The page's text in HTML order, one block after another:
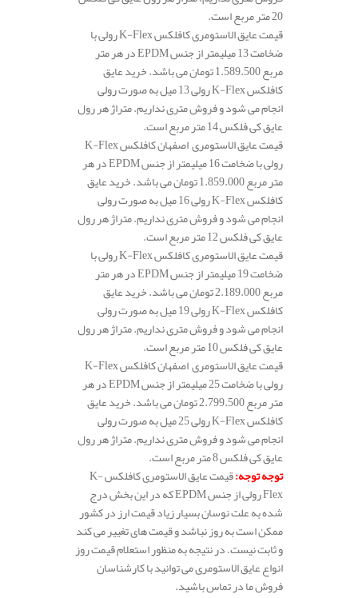
20 متر مربع است.
قیمت عایق الاستومری کافلکس K-Flex رولی با
ضخامت 13 میلیمتر از جنس EPDM در هر متر
مربع 1.589.500 تومان می باشد. خرید عایق
کافلکس K-Flex رولی 13 میل به صورت رولی
انجام می شود و فروش متری نداریم. متراژ هر رول
عایق کی فلکس 14 متر مربع است.
قیمت عایق الاستومری اصفهان کافلکس K-Flex
رولی با ضخامت 16 میلیمتر از جنس EPDM در هر
متر مربع 1.859.000 تومان می باشد. خرید عایق
کافلکس K-Flex رولی 16 میل به صورت رولی
انجام می شود و فروش متری نداریم. متراژ هر رول
عایق کی فلکس 12 متر مربع است.
قیمت عایق الاستومری کافلکس K-Flex رولی با
ضخامت 19 میلیمتر از جنس EPDM در هر متر
مربع 2.189.000 تومان می باشد. خرید عایق
کافلکس K-Flex رولی 19 میل به صورت رولی
انجام می شود و فروش متری نداریم. متراژ هر رول
عایق کی فلکس 10 متر مربع است.
قیمت عایق الاستومری اصفهان کافلکس K-Flex
رولی با ضخامت 25 میلیمتر از جنس EPDM در هر
متر مربع 2.799.500 تومان می باشد. خرید عایق
کافلکس K-Flex رولی 25 میل به صورت رولی
انجام می شود و فروش متری نداریم. متراژ هر رول
عایق کی فلکس 8 متر مربع است.
توجه توجه:
قیمت عایق الاستومری کافلکس K-
Flex رولی از جنس EPDM که در این بخش درج
شده به علت نوسان بسیار زیاد قیمت ارز در کشور
ممکن است به روز نباشد و قیمت های تغییر می کند
و ثابت نیست. در نتیجه به منظور استعلام قیمت روز
انواع عایق الاستومری می توانید با کارشناسان
فروش ما در تماس باشید.